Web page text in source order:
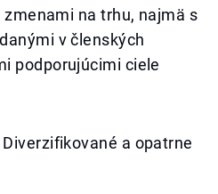
na trhu, najmä s
v členských
podporujúcimi ciele
a opatrne